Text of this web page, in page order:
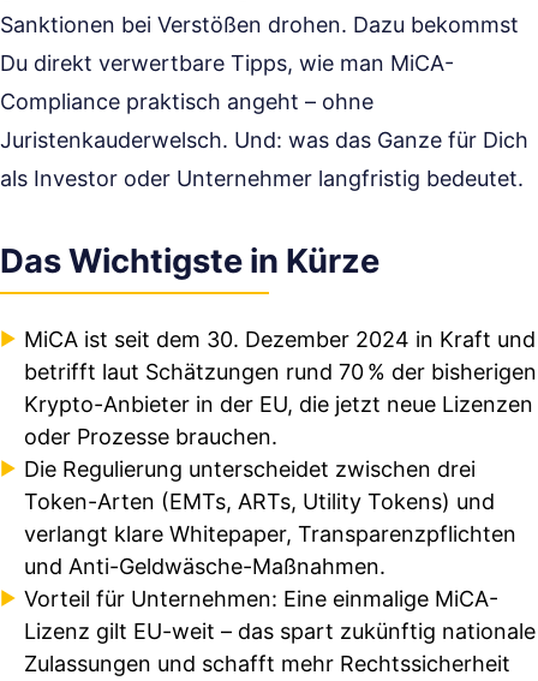
Sanktionen bei Verstößen drohen. Dazu bekommst
Du direkt verwertbare Tipps, wie man MiCA-
Compliance praktisch angeht – ohne
Juristenkauderwelsch. Und: was das Ganze für Dich
als Investor oder Unternehmer langfristig bedeutet.
Das Wichtigste in Kürze
MiCA ist seit dem 30. Dezember 2024 in Kraft und
betrifft laut Schätzungen rund 70 % der bisherigen
Krypto-Anbieter in der EU, die jetzt neue Lizenzen
oder Prozesse brauchen.
Die Regulierung unterscheidet zwischen drei
Token-Arten (EMTs, ARTs, Utility Tokens) und
verlangt klare Whitepaper, Transparenzpflichten
und Anti-Geldwäsche-Maßnahmen.
Vorteil für Unternehmen: Eine einmalige MiCA-
Lizenz gilt EU-weit – das spart zukünftig nationale
Zulassungen und schafft mehr Rechtssicherheit